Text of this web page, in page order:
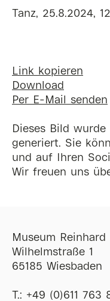
Tanz, 25.8.2024,
Link kopieren
Download
Per E-Mail senden
Dieses Bild
generiert. Sie
und auf Ihren
Wir freuen uns
Museum Reinhard
Wilhelmstraße 1
65185 Wiesbaden
T.: +49 (0)611 763